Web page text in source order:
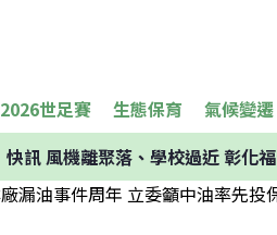
2026世足賽 生態保育 氣候變遷
快訊風機離聚落、學校過近 彰化